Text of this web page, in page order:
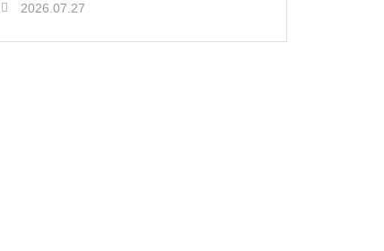
2026.07.27